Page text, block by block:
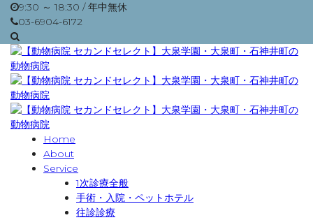
9:30 ～ 18:30 / 年中無休
03-6904-6172
Home
About
Service
1次診療全般
手術・入院・ペットホテル
往診診療